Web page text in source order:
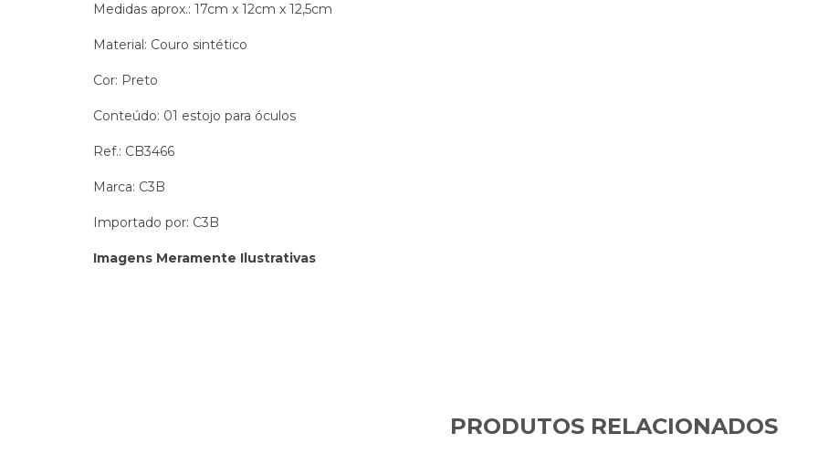
Medidas aprox.: 17cm x 12cm x 12,5cm
Material: Couro sintético
Cor: Preto
Conteúdo: 01 estojo para óculos
Ref.: CB3466
Marca: C3B
Importado por: C3B
Imagens Meramente Ilustrativas
PRODUTOS RELACIONADOS